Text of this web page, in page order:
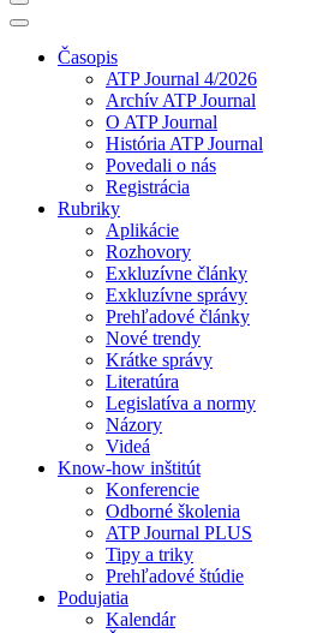
Časopis
ATP Journal 4/2026
Archív ATP Journal
O ATP Journal
História ATP Journal
Povedali o nás
Registrácia
Rubriky
Aplikácie
Rozhovory
Exkluzívne články
Exkluzívne správy
Prehľadové články
Nové trendy
Krátke správy
Literatúra
Legislatíva a normy
Názory
Videá
Know-how inštitút
Konferencie
Odborné školenia
ATP Journal PLUS
Tipy a triky
Prehľadové štúdie
Podujatia
Kalendár